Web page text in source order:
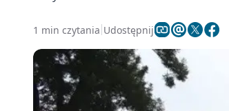
1 min czytania Udostępnij